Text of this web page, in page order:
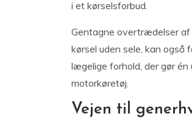
i et kørselsforbud.
Gentagne overtrædelser af
kørsel uden sele, kan
lægelige forhold, der gør
motorkøretøj.
Vejen til